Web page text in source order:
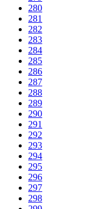
280
281
282
283
284
285
286
287
288
289
290
291
292
293
294
295
296
297
298